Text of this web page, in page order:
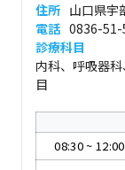
住所 山口県宇
電話 0836-51-
診療科目
内科、呼吸器
目
08:30~ 12:00